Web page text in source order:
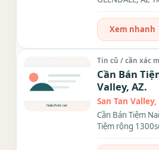
Xem nhanh
Tin cũ / cần xác
Cần Bán
Valley, AZ.
San Tan
Cần Bán Tiệm
Tiệm rộng